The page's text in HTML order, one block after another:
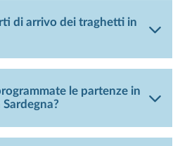
di arrivo dei traghetti in
le partenze in